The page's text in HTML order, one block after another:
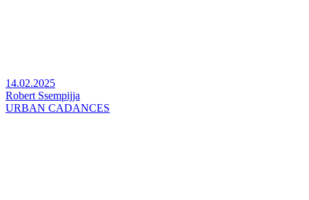
14.02.2025
Robert Ssempijja
URBAN CADANCES